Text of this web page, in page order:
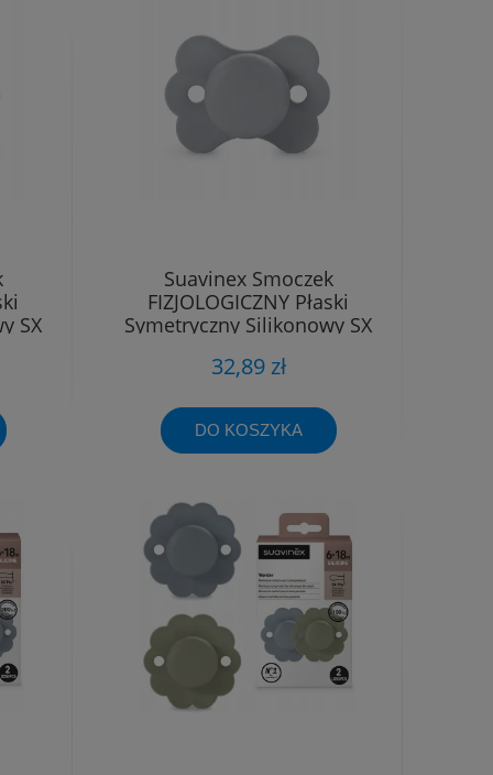
SX
Suavinex Smoczek
FIZJOLOGICZNY Płaski
Symetryczny Silikonowy SX
32,89 zł
DO KOSZYKA